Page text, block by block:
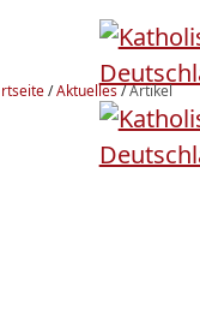
/Aktuelles/Artikel